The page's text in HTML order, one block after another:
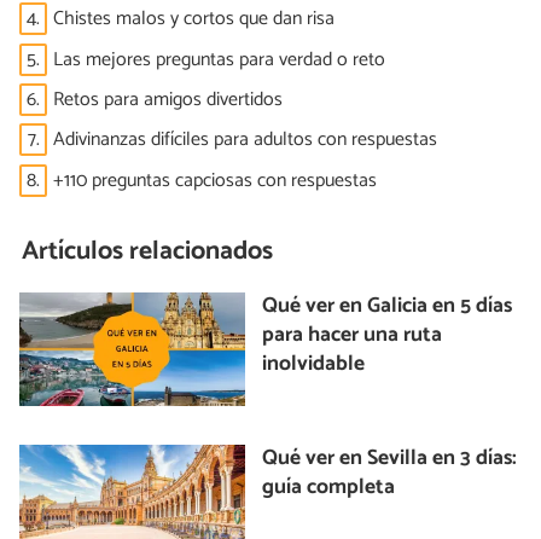
4. Chistes malos y cortos que dan risa
5. Las mejores preguntas para verdad o reto
6. Retos para amigos divertidos
7. Adivinanzas difíciles para adultos con respuestas
8. +110 preguntas capciosas con respuestas
Artículos relacionados
Qué ver en Galicia en 5 días
para hacer una ruta
inolvidable
Qué ver en Sevilla en 3 días:
guía completa